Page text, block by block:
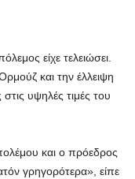
είχε τελειώσει.
και την έλλειψη
υψηλές τιμές του
και ο πρόεδρος
γρηγορότερα», είπε